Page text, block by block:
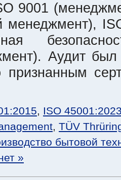
9001
менеджмент),
Аудит
признанным
, ISO
, TÜV
бытовой
»